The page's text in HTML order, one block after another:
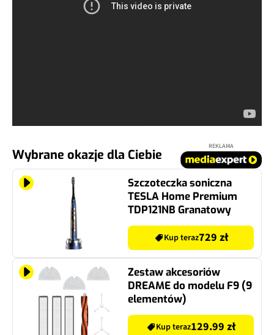
Wybrane okazje dla Ciebie
REKLAMA
Szczoteczka soniczna
TESLA Home Premium
TDP121NB Granatowy
Kup teraz729 zł
Zestaw akcesoriów
DREAME do modelu F9 (9
elementów)
Kup teraz129.99 zł